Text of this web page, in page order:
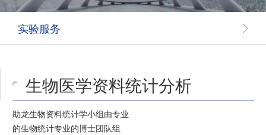
实验服务
生物医学资料统计分析
助龙生物资料统计学小组由专业
的生物统计专业的博士团队组